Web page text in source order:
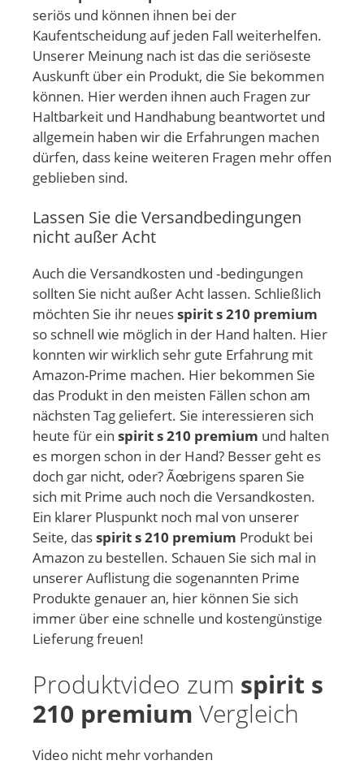
seriös und können ihnen bei der
Kaufentscheidung auf jeden Fall weiterhelfen.
Unserer Meinung nach ist das die seriöseste
Auskunft über ein Produkt, die Sie bekommen
können. Hier werden ihnen auch Fragen zur
Haltbarkeit und Handhabung beantwortet und
allgemein haben wir die Erfahrungen machen
dürfen, dass keine weiteren Fragen mehr offen
geblieben sind.
Lassen Sie die Versandbedingungen
nicht außer Acht
Auch die Versandkosten und -bedingungen
sollten Sie nicht außer Acht lassen. Schließlich
möchten Sie ihr neuesspirit s 210 premium
so schnell wie möglich in der Hand halten. Hier
konnten wir wirklich sehr gute Erfahrung mit
Amazon-Prime machen. Hier bekommen Sie
das Produkt in den meisten Fällen schon am
nächsten Tag geliefert. Sie interessieren sich
heute für ein spirit s 210 premium und halten
es morgen schon in der Hand? Besser geht es
doch gar nicht, oder? Ãœbrigens sparen Sie
sich mit Prime auch noch die Versandkosten.
Ein klarer Pluspunkt noch mal von unserer
Seite, dasspirit s 210 premium Produkt bei
Amazon zu bestellen. Schauen Sie sich mal in
unserer Auflistung die sogenannten Prime
Produkte genauer an, hier können Sie sich
immer über eine schnelle und kostengünstige
Lieferung freuen!
Produktvideo zum spirit s
210 premium Vergleich
Video nicht mehr vorhanden